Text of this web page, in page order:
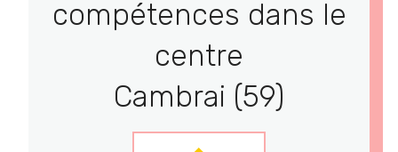
compétences dans le
centre
Cambrai (59)